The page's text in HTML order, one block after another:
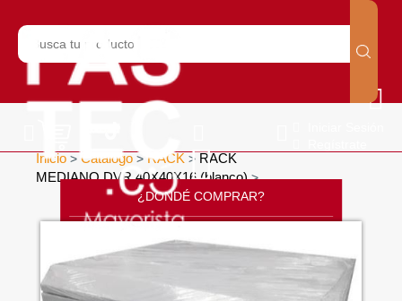
¿DONDÉ COMPRAR?
Inicio > Catálogo > RACK > RACK
MEDIANO DVR 40X40X16 (blanco)>